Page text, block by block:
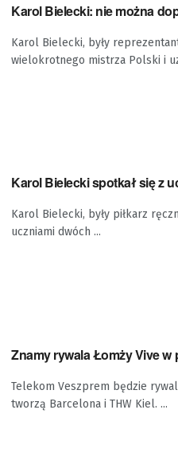
Karol Bielecki: nie można
Karol Bielecki, były
wielokrotnego mistrza Polski i
Karol Bielecki, były piłkarz
uczniami dwóch ...
Znamy rywala Łomży Vive w
Telekom Veszprem będzie
tworzą Barcelona i THW Kiel. ...